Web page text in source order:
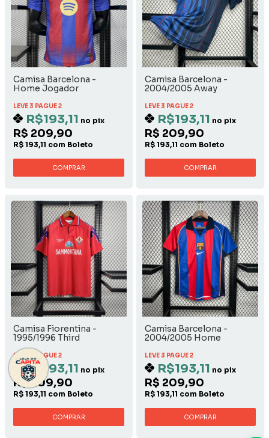
Camisa Barcelona -
Home Jogador
LEVE 3 PAGUE 2
R$193,11 no pix
R$ 209,90
R$ 193,11 com Boleto
COMPRAR
Camisa Barcelona -
2004/2005 Away
LEVE 3 PAGUE 2
R$193,11 no pix
R$ 209,90
R$ 193,11 com Boleto
COMPRAR
Camisa Fiorentina -
1995/1996 Third
LEVE 3 PAGUE 2
R$193,11 no pix
R$ 209,90
R$ 193,11 com Boleto
COMPRAR
Camisa Barcelona -
2004/2005 Home
LEVE 3 PAGUE 2
R$193,11 no pix
R$ 209,90
R$ 193,11 com Boleto
COMPRAR